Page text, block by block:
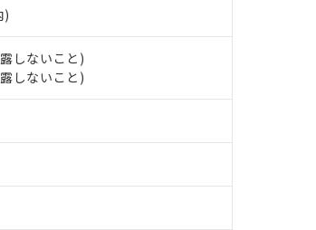
)
しないこと)
しないこと)
人情報の共同利用に関して"
明書
明するもので、過去に遡って非含有を証明するも
類４物質の対応では、対応完了までの期間は出
載しておりました。
完了していることから、特段のことがない限り